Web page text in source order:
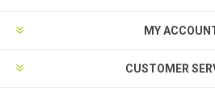
MY
CUSTOMER